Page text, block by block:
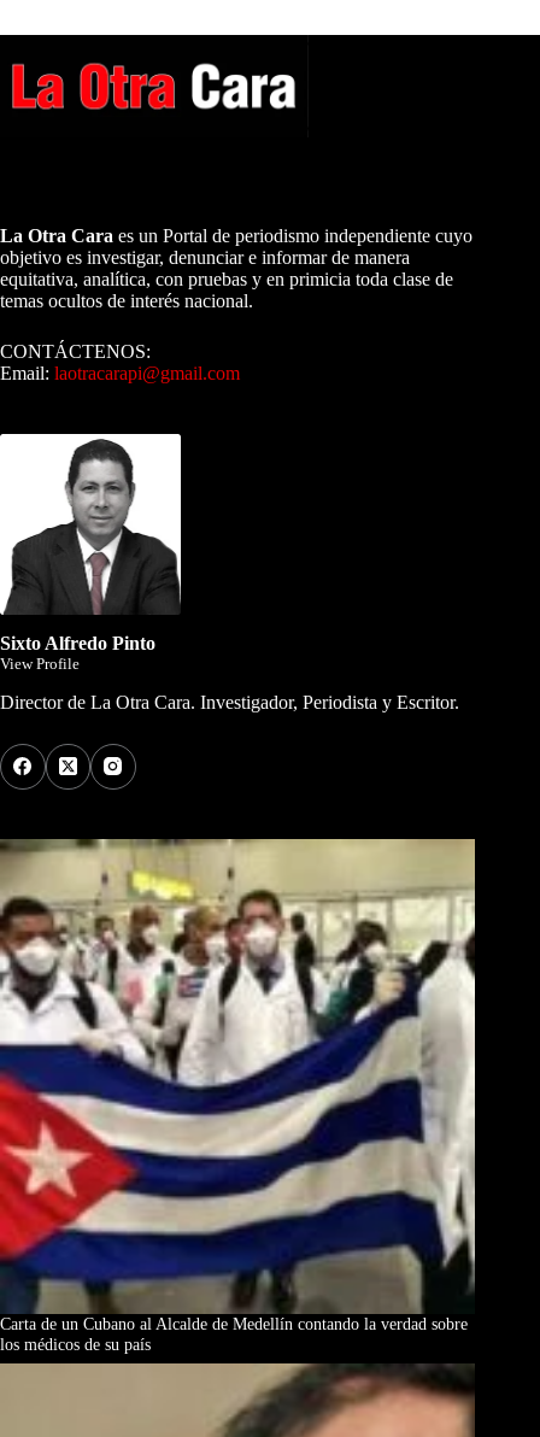
La Otra Cara es un Portal de periodismo independiente cuyo
objetivo es investigar, denunciar e informar de manera
equitativa, analítica, con pruebas y en primicia toda clase de
temas ocultos de interés nacional.
CONTÁCTENOS:
Email: laotracarapi@gmail.com
Sixto Alfredo Pinto
View Profile
Director de La Otra Cara. Investigador, Periodista y Escritor.
Carta de un Cubano al Alcalde de Medellín contando la verdad sobre
los médicos de su país